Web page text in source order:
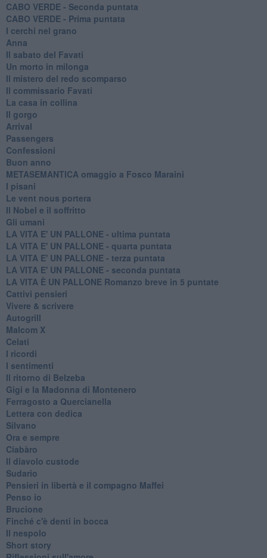
CABO VERDE - Seconda puntata
CABO VERDE - Prima puntata
I cerchi nel grano
Anna
Il sabato del Favati
Un morto in milonga
Il mistero del redo scomparso
Il commissario Favati
La casa in collina
Il gorgo
Arrival
Passengers
Confessioni
Buon anno
METASEMANTICA omaggio a Fosco Maraini
I pisani
Le vent nous portera
Il Nobel e il soffritto
Gli umani
LA VITA E' UN PALLONE - ultima puntata
LA VITA E' UN PALLONE - quarta puntata
LA VITA E' UN PALLONE - terza puntata
LA VITA E' UN PALLONE - seconda puntata
LA VITA È UN PALLONE Romanzo breve in 5 puntate
Cattivi pensieri
Vivere & scrivere
Autogrill
Malcom X
Celati
I ricordi
I sentimenti
Il ritorno di Belzeba
Gigi e la Madonna di Montenero
Ferragosto a Quercianella
Lettera con dedica
Silvano
Ora e sempre
Ciabàro
Il diavolo custode
Sudario
Pensieri in libertà e il compagno Maffei
Penso io
Brucione
Finché c'è denti in bocca
Il nespolo
Short story